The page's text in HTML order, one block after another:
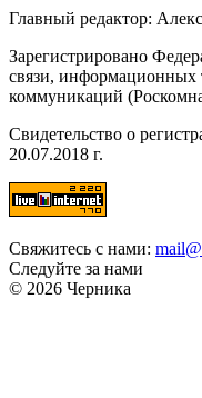
Главный редактор:
Зарегистрировано
связи, информационных
коммуникаций
Свидетельство о
20.07.2018 г.
Свяжитесь с нами:
Следуйте за нами
© 2026 Черника